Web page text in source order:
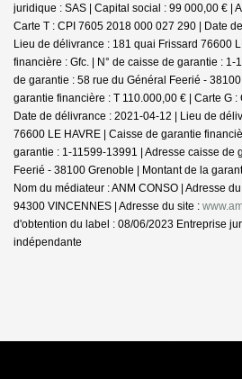
juridique : SAS | Capital social : 99 000,00 € |
Carte T : CPI 7605 2018 000 027 290 | Date
Lieu de délivrance : 181 quai Frissard 76600
financière : Gfc. | N° de caisse de garantie : 1-
de garantie : 58 rue du Général Feerié -
garantie financière : T 110.000,00 € | Carte G
Date de délivrance : 2021-04-12 | Lieu de
76600 LE HAVRE | Caisse de garantie
garantie : 1-11599-13991 | Adresse caisse de
Feerié - 38100 Grenoble | Montant de la
Nom du médiateur : ANM CONSO | Adresse
94300 VINCENNES | Adresse du site :
d'obtention du label : 08/06/2023 Entreprise
indépendante